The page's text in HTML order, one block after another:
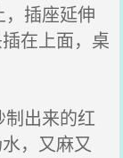
插座延伸
在上面，桌
出来的红
，又麻又